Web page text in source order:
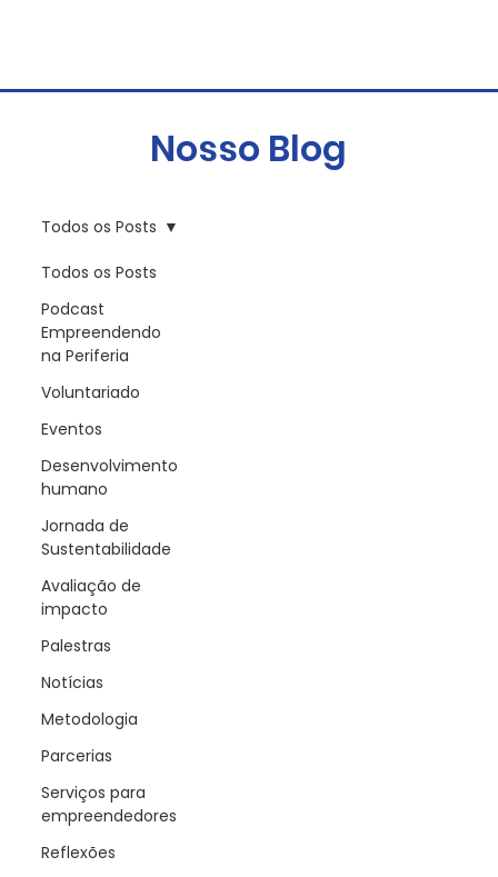
Todos os Posts
Podcast
Empreendendo
na Periferia
Voluntariado
Eventos
Desenvolvimento
humano
Jornada de
Sustentabilidade
Avaliação de
impacto
Palestras
Notícias
Metodologia
Parcerias
Serviços para
empreendedores
Reflexões
Todos os Posts
Nosso Blog